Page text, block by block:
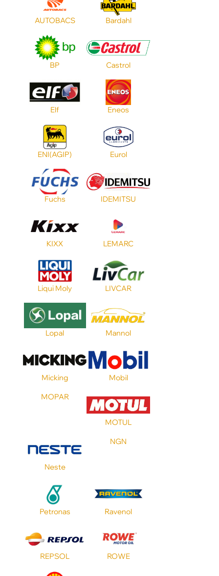
Тип масла
Применение
Допуск FORD
Допуск VW
Стандарт ILSAC
Стандарт ACEA
AUTOBACS Bardahl
BP Castrol
Elf Eneos
ENI(AGIP) Eurol
Fuchs IDEMITSU
KIXX LEMARC
Liqui Moly LIVCAR
Lopal Mannol
Micking Mobil
MOPAR
MOTUL
Neste
NGN
Petronas Ravenol
REPSOL ROWE